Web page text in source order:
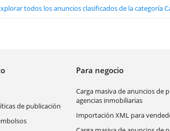
todos los anuncios clasificados de la categoría
de publicación
Para negocio
Carga masiva de anuncios de
agencias inmobiliarias
Importación XML para